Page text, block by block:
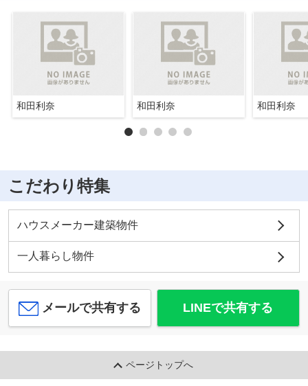
和田利奈 和田利奈 和田利奈
こだわり特集
ハウスメーカー建築物件
一人暮らし物件
メールで共有する LINEで共有する
ページトップへ